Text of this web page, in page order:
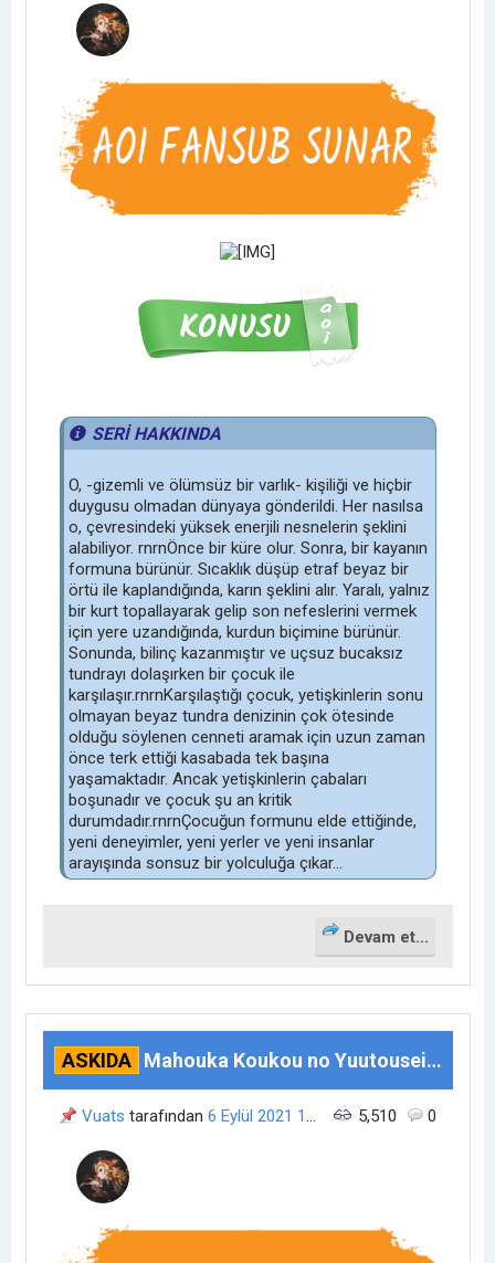
SERİ HAKKINDA
O, -gizemli ve ölümsüz bir varlık- kişiliği ve hiçbir
duygusu olmadan dünyaya gönderildi. Her nasılsa
o, çevresindeki yüksek enerjili nesnelerin şeklini
alabiliyor. rnrnÖnce bir küre olur. Sonra, bir kayanın
formuna bürünür. Sıcaklık düşüp etraf beyaz bir
örtü ile kaplandığında, karın şeklini alır. Yaralı, yalnız
bir kurt topallayarak gelip son nefeslerini vermek
için yere uzandığında, kurdun biçimine bürünür.
Sonunda, bilinç kazanmıştır ve uçsuz bucaksız
tundrayı dolaşırken bir çocuk ile
karşılaşır.rnrnKarşılaştığı çocuk, yetişkinlerin sonu
olmayan beyaz tundra denizinin çok ötesinde
olduğu söylenen cenneti aramak için uzun zaman
önce terk ettiği kasabada tek başına
yaşamaktadır. Ancak yetişkinlerin çabaları
boşunadır ve çocuk şu an kritik
durumdadır.rnrnÇocuğun formunu elde ettiğinde,
yeni deneyimler, yeni yerler ve yeni insanlar
arayışında sonsuz bir yolculuğa çıkar...
Devam et...
ASKIDA Mahouka Koukou no Yuutousei (8/13)
0
5,510
Vuats tarafından 6 Eylül 2021 16:58 zamanında açıldı.